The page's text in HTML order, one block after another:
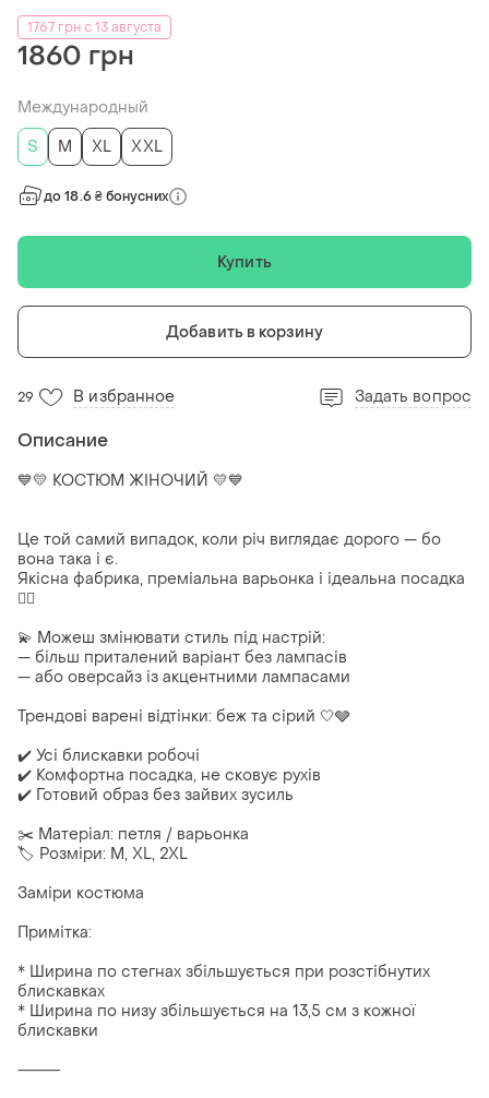
1767 грн с 13 августа
1860 грн
Международный
S
M XL XXL
до 18.6 ₴ бонусних
Купить
Добавить в корзину
29 В избранное Задать вопрос
Описание
💙💛 КОСТЮМ ЖІНОЧИЙ 💛💙
Це той самий випадок, коли річ виглядає дорого — бо
вона така і є.
Якісна фабрика, преміальна варьонка і ідеальна посадка
😮‍🔥
💫 Можеш змінювати стиль під настрій:
— більш приталений варіант без лампасів
— або оверсайз із акцентними лампасами
Трендові варені відтінки: беж та сірий 🤍🩶
✔️ Усі блискавки робочі
✔️ Комфортна посадка, не сковує рухів
✔️ Готовий образ без зайвих зусиль
✂️ Матеріал: петля / варьонка
🏷 Розміри: M, XL, 2XL
Заміри костюма
Примітка:
* Ширина по стегнах збільшується при розстібнутих
блискавках
* Ширина по низу збільшується на 13,5 см з кожної
блискавки
⸻